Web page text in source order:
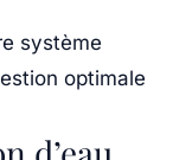
système
optimale